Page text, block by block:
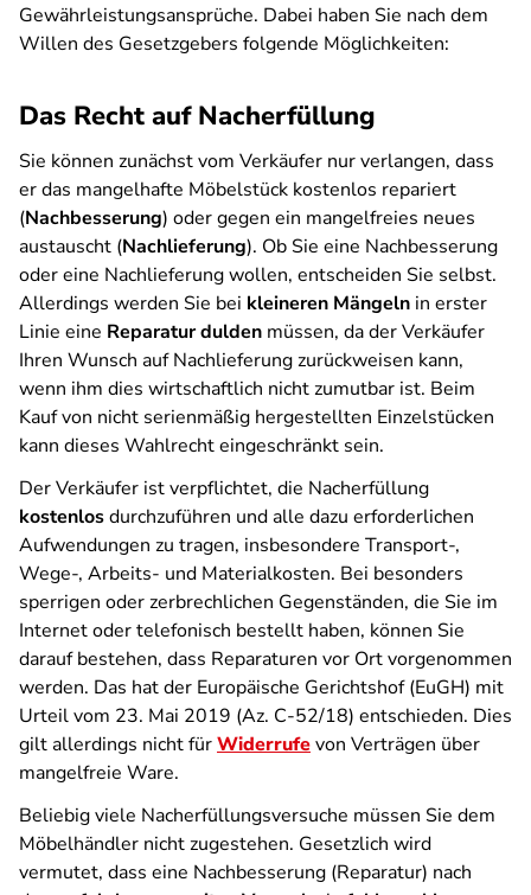
Gewährleistungsansprüche. Dabei haben Sie nach dem
Willen des Gesetzgebers folgende Möglichkeiten:
Das Recht auf Nacherfüllung
Sie können zunächst vom Verkäufer nur verlangen, dass
er das mangelhafte Möbelstück kostenlos repariert
(Nachbesserung) oder gegen ein mangelfreies neues
austauscht (Nachlieferung). Ob Sie eine Nachbesserung
oder eine Nachlieferung wollen, entscheiden Sie selbst.
Allerdings werden Sie bei kleineren Mängeln in erster
Linie eine Reparatur dulden müssen, da der Verkäufer
Ihren Wunsch auf Nachlieferung zurückweisen kann,
wenn ihm dies wirtschaftlich nicht zumutbar ist. Beim
Kauf von nicht serienmäßig hergestellten Einzelstücken
kann dieses Wahlrecht eingeschränkt sein.
Der Verkäufer ist verpflichtet, die Nacherfüllung
kostenlosdurchzuführen und alle dazu erforderlichen
Aufwendungen zu tragen, insbesondere Transport-,
Wege-, Arbeits- und Materialkosten. Bei besonders
sperrigen oder zerbrechlichen Gegenständen, die Sie im
Internet oder telefonisch bestellt haben, können Sie
darauf bestehen, dass Reparaturen vor Ort vorgenommen
werden. Das hat der Europäische Gerichtshof (EuGH) mit
Urteil vom 23. Mai 2019 (Az. C-52/18) entschieden. Dies
gilt allerdings nicht fürWiderrufevon Verträgen über
mangelfreie Ware.
Beliebig viele Nacherfüllungsversuche müssen Sie dem
Möbelhändler nicht zugestehen. Gesetzlich wird
vermutet, dass eine Nachbesserung (Reparatur) nach